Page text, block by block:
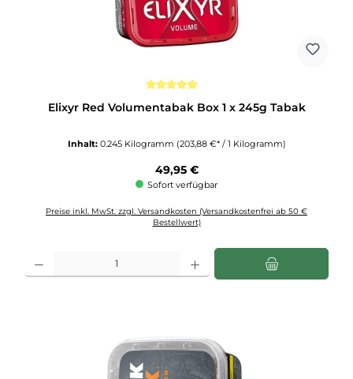
Elixyr Red Volumentabak Box 1 x 245g Tabak
Inhalt: 0.245 Kilogramm (203,88 €* / 1 Kilogramm)
Regulärer Preis:
49,95 €
Sofort verfügbar
Preise inkl. MwSt. zzgl. Versandkosten (Versandkostenfrei ab 50 €
Bestellwert)
Produkt Anzahl: Gib den gewünschten Wert ein oder benutze die Schaltflächen